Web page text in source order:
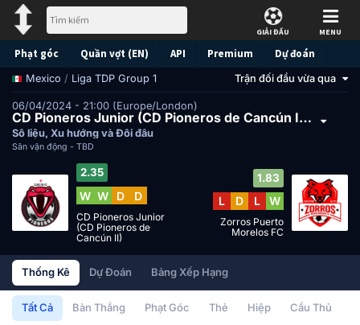
GIẢI ĐẤU MENU
Phạt góc Quần vợt (EN) API Premium Dự đoán
Mexico / Liga TDP Group 1 Trận đối đầu vừa qua
06/04/2024 - 21:00 (Europe/London)
CD Pioneros Junior (CD Pioneros de Cancún II) đấu với Zorros Puerto Morelos FC
Số liệu, Xu hướng và Đối đầu
Sân vận động - TBD
2.35
W W D D
CD Pioneros Junior
(CD Pioneros de
Cancún II)
1.83
L D L W
Zorros Puerto
Morelos FC
Thống Kê Dự Đoán Bảng Xếp Hạng
Tất Cả Bàn Thắng Phạt Góc Thẻ Hiệp Cầu Thủ